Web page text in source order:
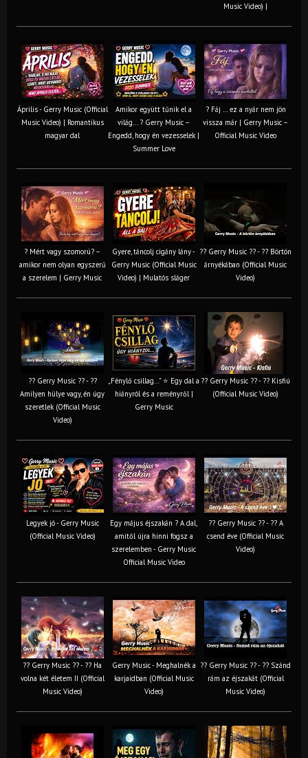
Music Video) |
Április - Gerry Music (Official
Music Video) | Romantikus
magyar dal
Amikor együtt tűnik el a
világ... ? Gerry Music –
Engedd, hogy én vezesselek |
Summer Love
? Fáj … ez a nyár nem jön
vissza már | Gerry Music –
Official Music Video
? Mért vagy szomorú? –
amikor nem olyan egyszerű
a szerelem | Gerry Music
Gyere, táncolj cigány lány -
Gerry Music (Official Music
Video) | Mulatós sláger
?? Gerry Music ?? - ?? Börtön
árnyékában (Official Music
Video)
?? Gerry Music ?? - ??
Amilyen hülye vagy, én úgy
szeretlek (Official Music
Video)
„Fénylő csillag…” ⭐ Egy dal a
hiányról és a reményről |
Gerry Music
?? Gerry Music ?? - ?? Kisfiú
(Official Music Video)
Legyek jó - Gerry Music
(Official Music Video)
Egy május éjszakán ? A dal,
amitől újra hinni fogsz a
szerelemben - Gerry Music
Official Music Video
?? Gerry Music ?? - ?? A
csend éve (Official Music
Video)
?? Gerry Music ?? - ?? Ha
volna két életem II (Official
Music Video)
Gerry Music - Meghalnék a
karjaidban (Official Music
Video)
?? Gerry Music ?? - ?? Szánd
rám az éjszakát (Official
Music Video)